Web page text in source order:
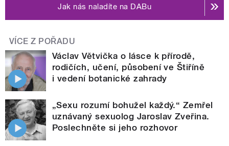
Jak nás naladíte na DABu
VÍCE Z POŘADU
Václav Větvička o lásce k přírodě,
rodičích, učení, působení ve Štiříně
i vedení botanické zahrady
„Sexu rozumí bohužel každý.“ Zemřel
uznávaný sexuolog Jaroslav Zveřina.
Poslechněte si jeho rozhovor